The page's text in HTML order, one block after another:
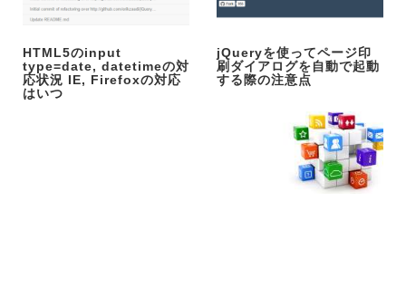
HTML5のinput
type=date, datetimeの対
応状況 IE, Firefoxの対応
はいつ
jQueryを使ってページ印
刷ダイアログを自動で起動
する際の注意点